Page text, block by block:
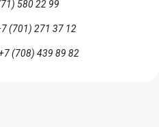
580 22 99
(701) 271 37 12
(708) 439 89 82